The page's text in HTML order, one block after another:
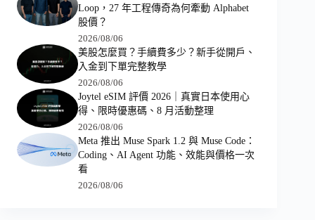
Loop，27 年工程傳奇為何牽動 Alphabet
股價？
2026/08/06
美股怎麼買？手續費多少？新手從開戶、
入金到下單完整教學
2026/08/06
Joytel eSIM 評價 2026｜真實日本使用心
得、限時優惠碼、8 月活動整理
2026/08/06
Meta 推出 Muse Spark 1.2 與 Muse Code：
Coding、AI Agent 功能、效能與價格一次
看
2026/08/06